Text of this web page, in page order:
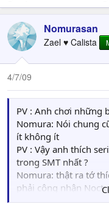
Nomurasan
Zael ♥ Calista
4/7/09
PV : Anh chơi những
Nomura: Nói chung
ít không ít
PV : Vậy anh thích
trong SMT nhất ?
Nomura: thật ra tớ
phải công nhận
PV : Vậy anh thấy